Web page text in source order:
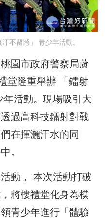
不留憾」 青少年活動。
園市政府警察局蘆
堂隆重舉辦 「鐳射
活動。現場吸引大
過高科技鐳射對戰
在揮灑汗水的同
。
動， 本次活動打破
將樓禮堂化身為模
青少年進行「體驗